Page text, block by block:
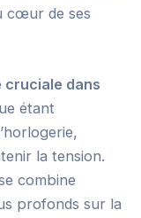
cœur de ses
cruciale dans
étant
la tension.
combine
profonds sur la